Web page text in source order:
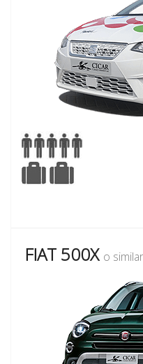
FIAT 500X o similar